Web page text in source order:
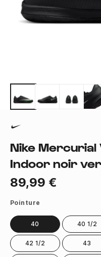
Nike Mercurial
Indoor noir
89,99 €
Pointure
40 40 1/2
42 1/2 43